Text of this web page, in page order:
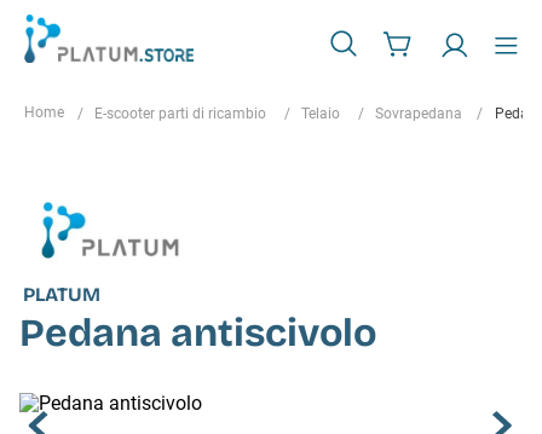
E-scooter parti di ricambio Telaio Sovrapedana
PLATUM
Pedana antiscivolo